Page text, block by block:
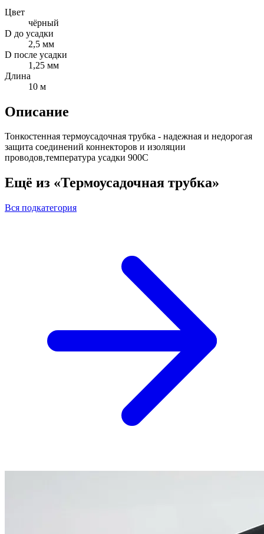
Цвет
чёрный
D до усадки
2,5 мм
D после усадки
1,25 мм
Длина
10 м
Описание
Тонкостенная термоусадочная трубка - надежная и недорогая
защита соединений коннекторов и изоляции
проводов,температура усадки 900С
Ещё из «Термоусадочная трубка»
Вся подкатегория